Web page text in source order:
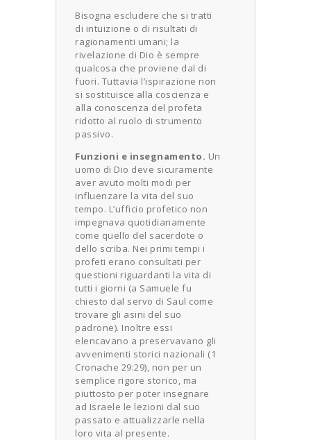
Bisogna escludere che si tratti
di intuizione o di risultati di
ragionamenti umani; la
rivelazione di Dio è sempre
qualcosa che proviene dal di
fuori. Tuttavia l’ispirazione non
si sostituisce alla coscienza e
alla conoscenza del profeta
ridotto al ruolo di strumento
passivo.
Funzioni e insegnamento. Un
uomo di Dio deve sicuramente
aver avuto molti modi per
influenzare la vita del suo
tempo. L’ufficio profetico non
impegnava quotidianamente
come quello del sacerdote o
dello scriba. Nei primi tempi i
profeti erano consultati per
questioni riguardanti la vita di
tutti i giorni (a Samuele fu
chiesto dal servo di Saul come
trovare gli asini del suo
padrone). Inoltre essi
elencavano a preservavano gli
avvenimenti storici nazionali (1
Cronache 29:29), non per un
semplice rigore storico, ma
piuttosto per poter insegnare
ad Israele le lezioni dal suo
passato e attualizzarle nella
loro vita al presente.